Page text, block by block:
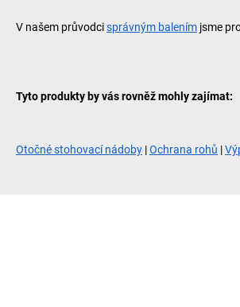
V našem průvodcisprávným balením jsme
Tyto produkty by vás rovněž mohly zajímat:
Otočné stohovací nádoby |Ochrana rohů |